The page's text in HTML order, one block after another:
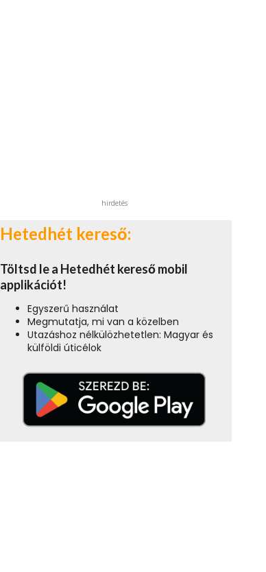
hirdetés
Hetedhét kereső:
Töltsd le a Hetedhét kereső mobil
applikációt!
Egyszerű használat
Megmutatja, mi van a közelben
Utazáshoz nélkülözhetetlen: Magyar és
külföldi úticélok